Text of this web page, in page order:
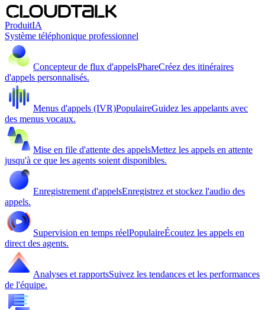
ProduitIA
Système téléphonique professionnel
Concepteur de flux d'appelsPhareCréez des itinéraires
d'appels personnalisés.
Menus d'appels (IVR)PopulaireGuidez les appelants avec
des menus vocaux.
Mise en file d'attente des appelsMettez les appels en attente
jusqu'à ce que les agents soient disponibles.
Enregistrement d'appelsEnregistrez et stockez l'audio des
appels.
Supervision en temps réelPopulaireÉcoutez les appels en
direct des agents.
Analyses et rapportsSuivez les tendances et les performances
de l'équipe.